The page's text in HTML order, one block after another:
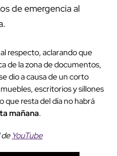
de emergencia al
respecto, aclarando que
de la zona de documentos,
dio a causa de un corto
escritorios y sillones
que resta del día no habrá
mañana.
YouTube